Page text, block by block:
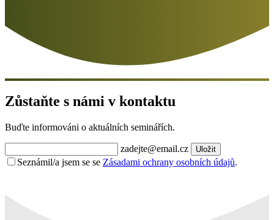
Zůstaňte s námi v kontaktu
Buďte informováni o aktuálních seminářích.
zadejte@email.cz Uložit
Seznámil/a jsem se se Zásadami ochrany osobních údajů.